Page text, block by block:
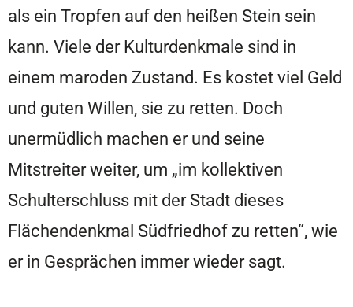
als ein Tropfen auf den heißen Stein sein
kann. Viele der Kulturdenkmale sind in
einem maroden Zustand. Es kostet viel Geld
und guten Willen, sie zu retten. Doch
unermüdlich machen er und seine
Mitstreiter weiter, um „im kollektiven
Schulterschluss mit der Stadt dieses
Flächendenkmal Südfriedhof zu retten“, wie
er in Gesprächen immer wieder sagt.